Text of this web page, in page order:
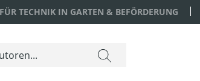
TECHNIK IN GARTEN & BEFÖRDERUNG